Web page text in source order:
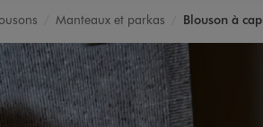
Manteaux et parkas Blouson à